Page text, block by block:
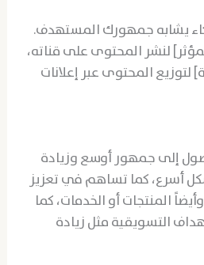
يشابه جمهورك المستهدف.
لنشر المحتوى على قناته،
المحتوى عبر إعلانات
إلى جمهور أوسع وزيادة
أسرع، كما تساهم في تعزيز
المنتجات أو الخدمات، كما
التسويقية مثل زيادة